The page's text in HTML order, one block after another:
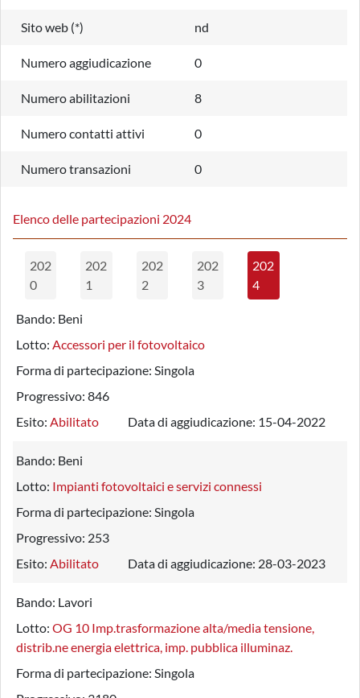
Sito web (*) nd
Numero aggiudicazione 0
Numero abilitazioni 8
Numero contatti attivi 0
Numero transazioni 0
Elenco delle partecipazioni 2024
202
0
202
1
202
2
202
3
202
4
Bando: Beni
Lotto: Accessori per il fotovoltaico
Forma di partecipazione: Singola
Progressivo: 846
Esito: Abilitato Data di aggiudicazione: 15-04-2022
Bando: Beni
Lotto: Impianti fotovoltaici e servizi connessi
Forma di partecipazione: Singola
Progressivo: 253
Esito: Abilitato Data di aggiudicazione: 28-03-2023
Bando: Lavori
Lotto: OG 10 Imp.trasformazione alta/media tensione,
distrib.ne energia elettrica, imp. pubblica illuminaz.
Forma di partecipazione: Singola